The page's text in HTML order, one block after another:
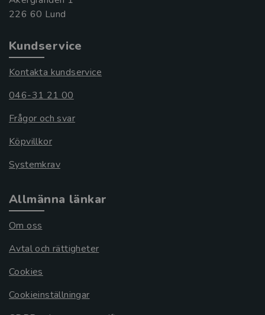
Kundservice
Kontakta kundservice
046-31 21 00
Frågor och svar
Köpvillkor
Systemkrav
Allmänna länkar
Om oss
Avtal och rättigheter
Cookies
Cookieinställningar